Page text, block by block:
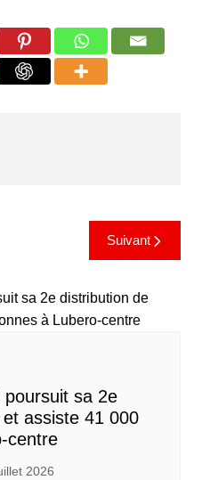
Suivant
poursuit sa 2e
assiste 41 000
centre
2026